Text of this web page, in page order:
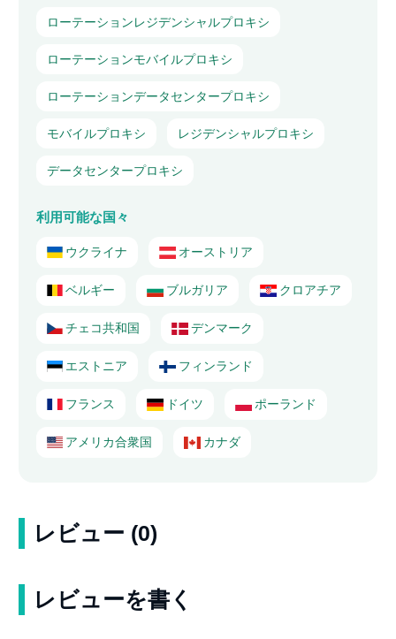
ローテーションレジデンシャルプロキシ
ローテーションモバイルプロキシ
ローテーションデータセンタープロキシ
モバイルプロキシ レジデンシャルプロキシ
データセンタープロキシ
利用可能な国々
ウクライナ オーストリア
ベルギー ブルガリア クロアチア
チェコ共和国 デンマーク
エストニア フィンランド
フランス ドイツ ポーランド
アメリカ合衆国 カナダ
レビュー (0)
レビューを書く